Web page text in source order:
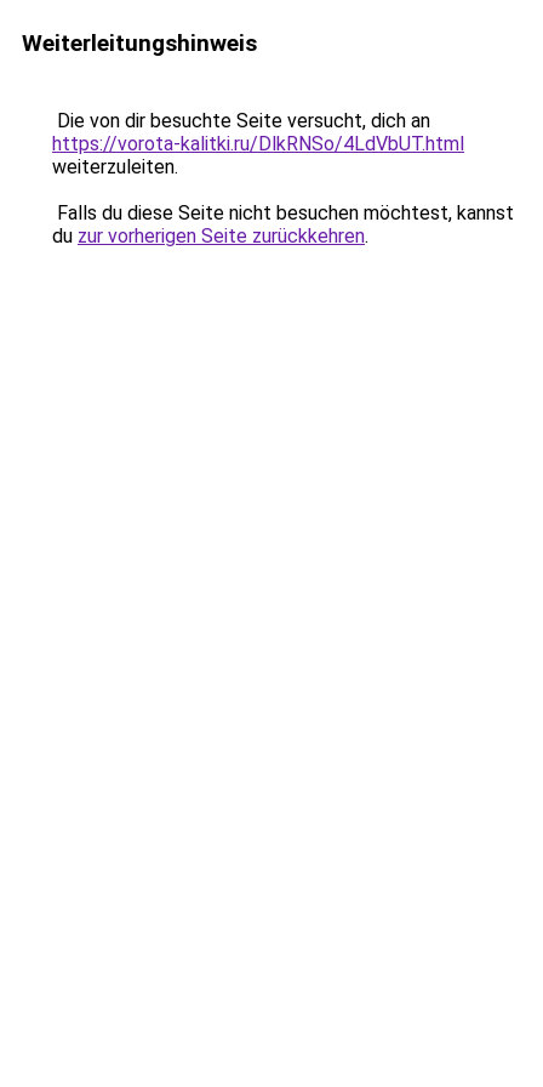
Weiterleitungshinweis
Die von dir besuchte Seite versucht, dich an
https://vorota-kalitki.ru/DlkRNSo/4LdVbUT.html
weiterzuleiten.
Falls du diese Seite nicht besuchen möchtest, kannst
du zur vorherigen Seite zurückkehren.